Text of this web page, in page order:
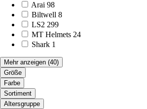
Arai 98
Biltwell 8
LS2 299
MT Helmets 24
Shark 1
Mehr anzeigen (40)
Größe
Farbe
Sortiment
Altersgruppe